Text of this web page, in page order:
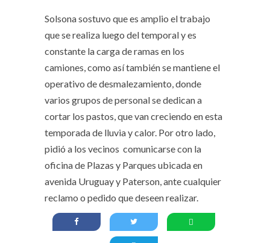
Solsona sostuvo que es amplio el trabajo
que se realiza luego del temporal y es
constante la carga de ramas en los
camiones, como así también se mantiene el
operativo de desmalezamiento, donde
varios grupos de personal se dedican a
cortar los pastos, que van creciendo en esta
temporada de lluvia y calor. Por otro lado,
pidió a los vecinos comunicarse con la
oficina de Plazas y Parques ubicada en
avenida Uruguay y Paterson, ante cualquier
reclamo o pedido que deseen realizar.